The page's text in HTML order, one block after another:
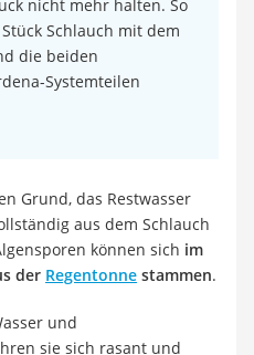
nicht mehr halten. So
Schlauch mit dem
die beiden
Systemteilen
Grund, das Restwasser
aus dem Schlauch
können sich im
der Regentonne stammen.
und
sie sich rasant und